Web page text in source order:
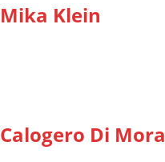
Mika Klein
Calogero Di Mora